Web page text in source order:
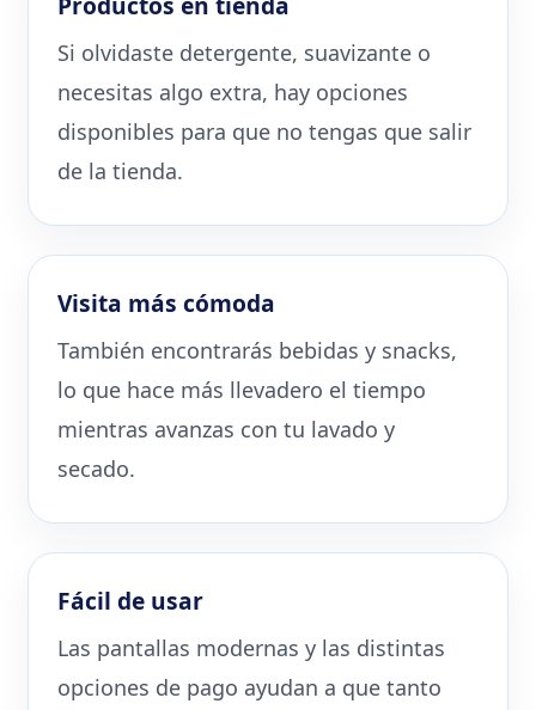
Si olvidaste detergente, suavizante o
necesitas algo extra, hay opciones
disponibles para que no tengas que salir
de la tienda.
Visita más cómoda
También encontrarás bebidas y snacks,
lo que hace más llevadero el tiempo
mientras avanzas con tu lavado y
secado.
Fácil de usar
Las pantallas modernas y las distintas
opciones de pago ayudan a que tanto